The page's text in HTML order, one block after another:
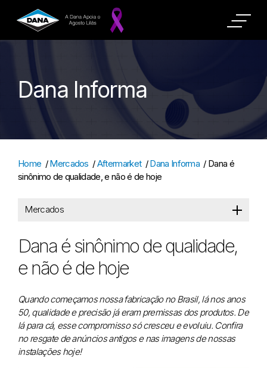
Dana Informa
Home /Mercados /Aftermarket /Dana Informa / Dana é
sinônimo de qualidade, e não é de hoje
Mercados
Dana é sinônimo de qualidade,
e não é de hoje
Quando começamos nossa fabricação no Brasil, lá nos anos
50, qualidade e precisão já eram premissas dos produtos. De
lá para cá, esse compromisso só cresceu e evoluiu. Confira
no resgate de anúncios antigos e nas imagens de nossas
instalações hoje!